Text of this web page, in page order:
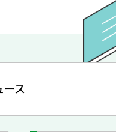
ース